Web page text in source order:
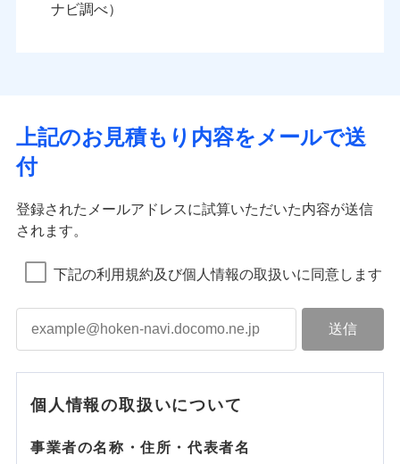
ナビ調べ）
上記のお見積もり内容をメールで送
付
登録されたメールアドレスに試算いただいた内容が送信
されます。
下記の利用規約及び個人情報の取扱いに同意します
個人情報の取扱いについて
事業者の名称・住所・代表者名